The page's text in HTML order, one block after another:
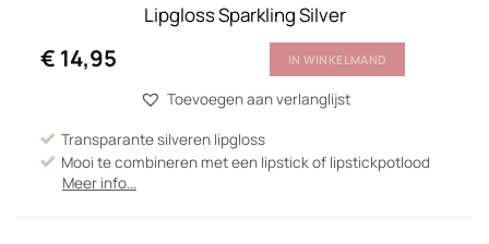
Lipgloss Sparkling Silver
€ 14,95 IN WINKELMAND
Toevoegen aan verlanglijst
Transparante silveren lipgloss
Mooi te combineren met een lipstick of lipstickpotlood
Meer info...